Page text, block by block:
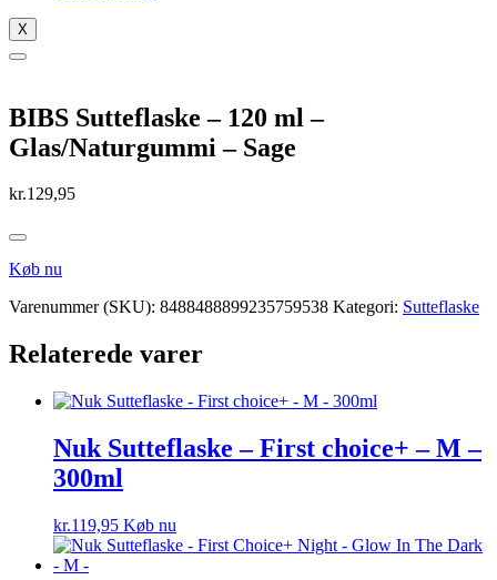
X
BIBS Sutteflaske – 120 ml –
Glas/Naturgummi – Sage
kr.129,95
Køb nu
Varenummer (SKU): 8488488899235759538 Kategori: Sutteflaske
Relaterede varer
Nuk Sutteflaske – First choice+ – M –
300ml
kr.119,95 Køb nu